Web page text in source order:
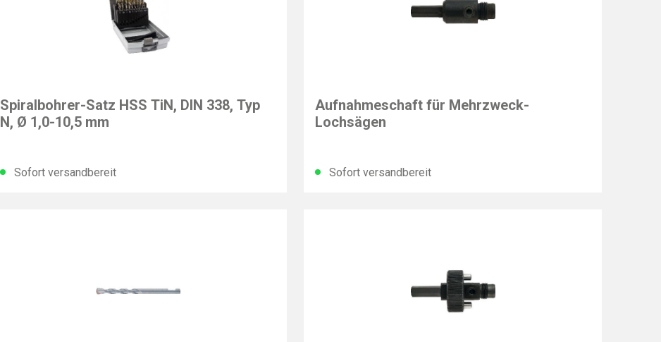
Spiralbohrer-Satz HSS TiN, DIN 338, Typ
N, Ø 1,0-10,5 mm
Sofort versandbereit
Aufnahmeschaft für Mehrzweck-
Lochsägen
Sofort versandbereit